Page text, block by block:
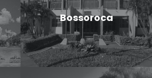
Bossoroca